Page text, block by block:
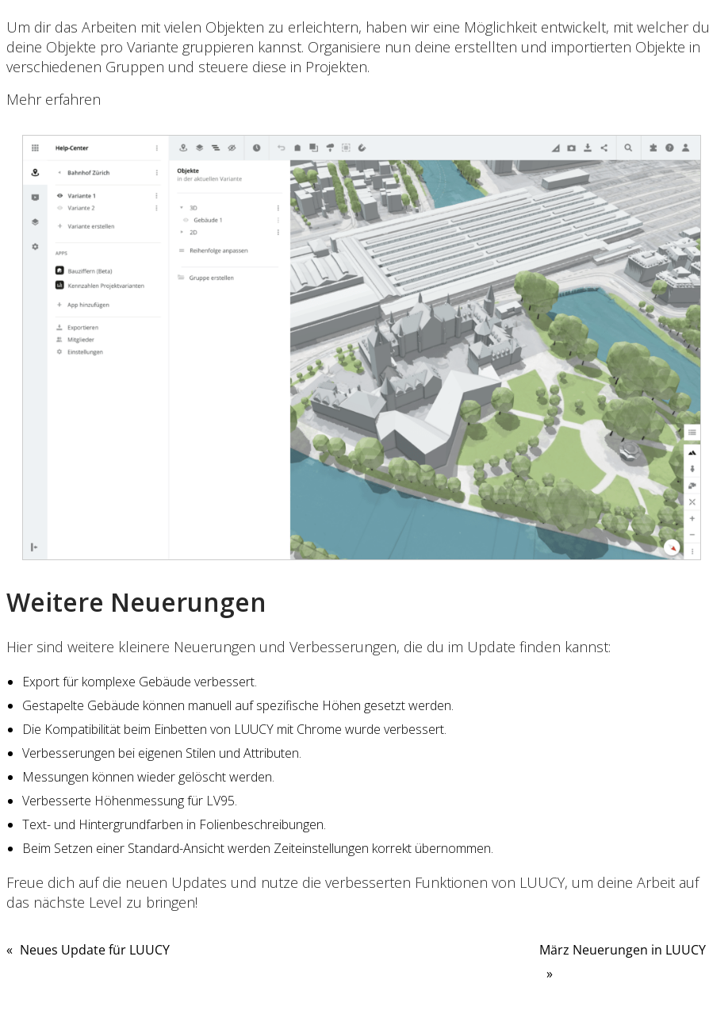
Um dir das Arbeiten mit vielen Objekten zu erleichtern, haben wir eine Möglichkeit entwickelt, mit welcher du
deine Objekte pro Variante gruppieren kannst. Organisiere nun deine erstellten und importierten Objekte in
verschiedenen Gruppen und steuere diese in Projekten.
Mehr erfahren
Weitere Neuerungen
Hier sind weitere kleinere Neuerungen und Verbesserungen, die du im Update finden kannst:
Export für komplexe Gebäude verbessert.
Gestapelte Gebäude können manuell auf spezifische Höhen gesetzt werden.
Die Kompatibilität beim Einbetten von LUUCY mit Chrome wurde verbessert.
Verbesserungen bei eigenen Stilen und Attributen.
Messungen können wieder gelöscht werden.
Verbesserte Höhenmessung für LV95.
Text- und Hintergrundfarben in Folienbeschreibungen.
Beim Setzen einer Standard-Ansicht werden Zeiteinstellungen korrekt übernommen.
Freue dich auf die neuen Updates und nutze die verbesserten Funktionen von LUUCY, um deine Arbeit auf
das nächste Level zu bringen!
« Neues Update für LUUCY
März Neuerungen in LUUCY
»